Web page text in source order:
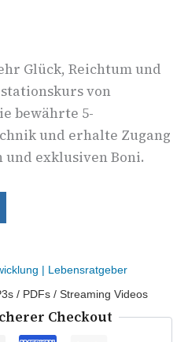
Glück, Reichtum und
von
bewährte 5-
und erhalte Zugang
exklusiven Boni.
| Lebensratgeber
/ PDFs / Streaming Videos
Checkout